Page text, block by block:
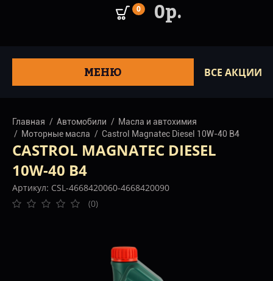
0 0р.
МЕНЮ ВСЕ АКЦИИ
Главная Автомобили
Масла и автохимия
Моторные масла
Castrol Magnatec Diesel 10W-40 B4
CASTROL MAGNATEC DIESEL
10W-40 B4
Артикул: CSL-4668420060-4668420090
(0)